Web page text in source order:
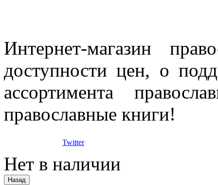
Интернет-магазин
доступности цен, о
ассортимента
православные книги!
Twitter
Нет в наличии